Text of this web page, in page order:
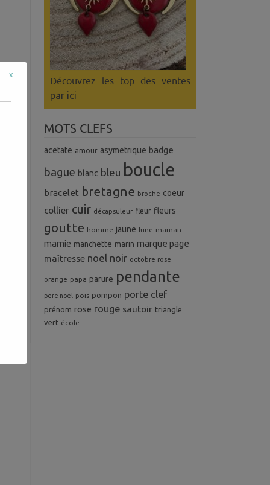
Découvrez les top des ventes
par ici
MOTS CLEFS
acetate amour asymetrique badge
bague blanc bleu boucle
bracelet bretagne broche coeur
collier cuir décapsuleur fleur fleurs
goutte homme jaune lune maman
mamie manchette marin marque page
maîtresse noel noir octobre rose
orange papa parure pendante
pere noel pois pompon porte clef
prénom rose rouge sautoir triangle
vert école
x